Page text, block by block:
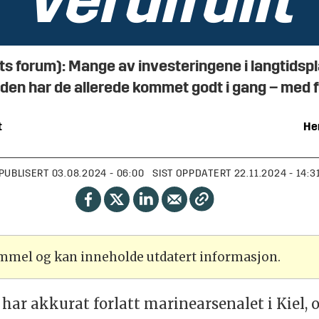
forum): Mange av investeringene i
har de allerede kommet godt i gang – med
03.08.2024 - 06:00 SIST OPPDATERT 22.11.2024 -
og kan inneholde utdatert informasjon.
akkurat forlatt marinearsenalet i Kiel,